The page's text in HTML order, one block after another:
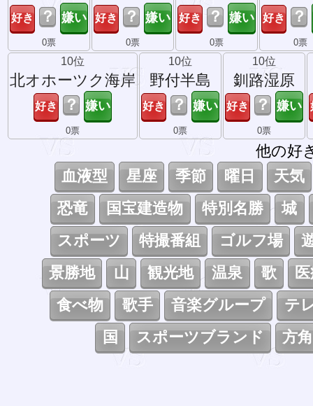
？
0票
？
0票
？
0票
？
0票
10位
北オホーツク海岸
？
0票
10位
野付半島
？
0票
10位
釧路湿原
？
0票
他の好
血液型
星座 季節 曜日
天気
恐竜
国宝建造物 特別名勝
城
スポーツ
特撮番組 ゴルフ場
景勝地
山 観光地 温泉 歌
食べ物
歌手 音楽グループ
テ
国
スポーツブランド 方角